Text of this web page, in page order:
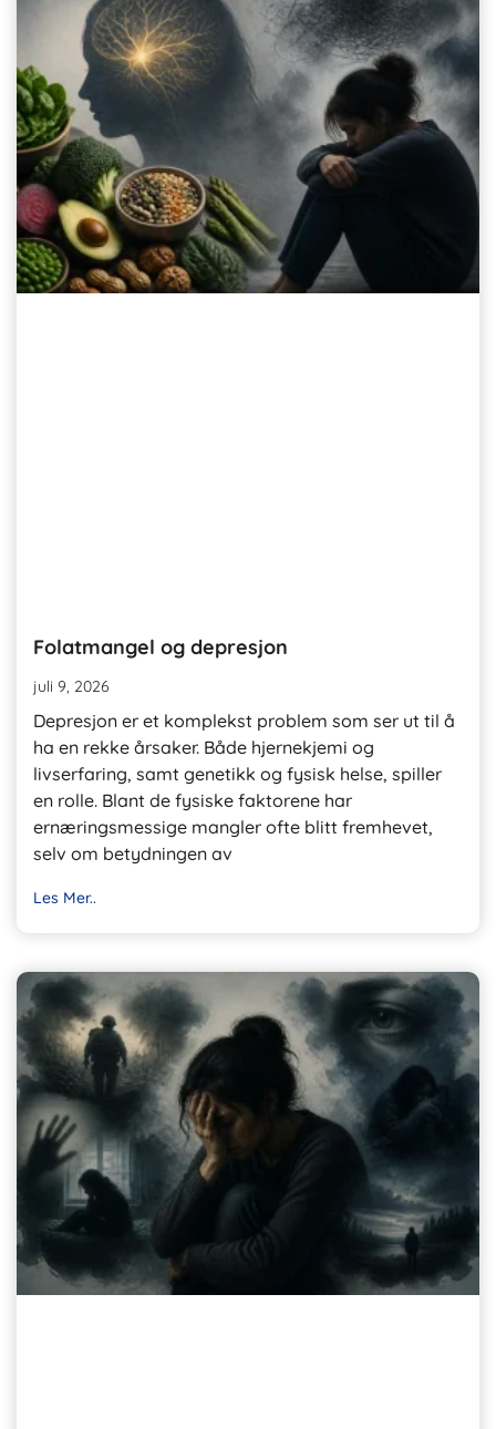
Folatmangel og depresjon
juli 9, 2026
Depresjon er et komplekst problem som ser ut til å
ha en rekke årsaker. Både hjernekjemi og
livserfaring, samt genetikk og fysisk helse, spiller
en rolle. Blant de fysiske faktorene har
ernæringsmessige mangler ofte blitt fremhevet,
selv om betydningen av
Les Mer..